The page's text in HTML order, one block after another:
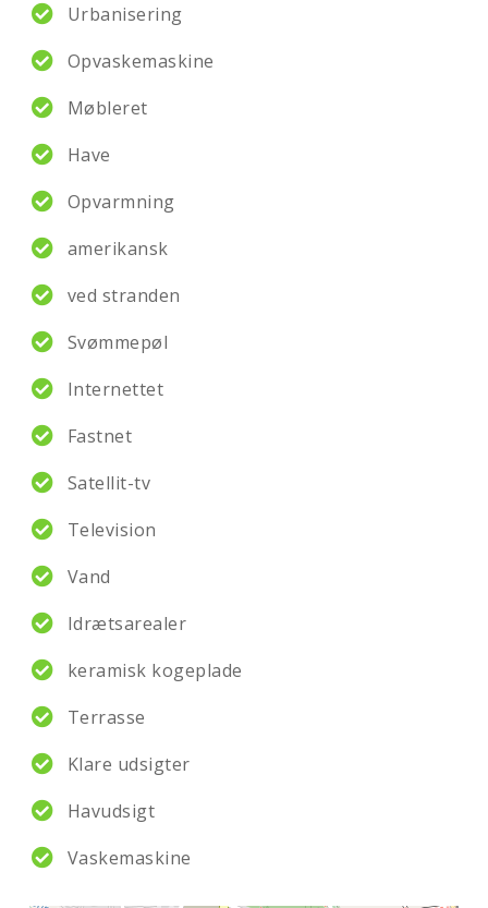
Urbanisering
Opvaskemaskine
Møbleret
Have
Opvarmning
amerikansk
ved stranden
Svømmepøl
Internettet
Fastnet
Satellit-tv
Television
Vand
Idrætsarealer
keramisk kogeplade
Terrasse
Klare udsigter
Havudsigt
Vaskemaskine